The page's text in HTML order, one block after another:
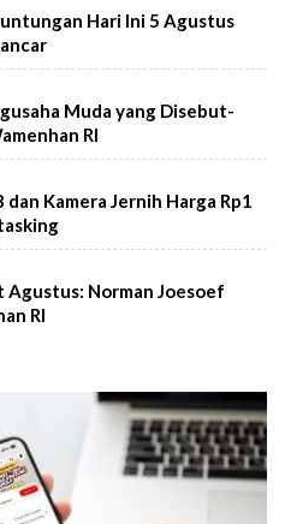
Hari Ini 5 Agustus
Muda yang Disebut-
RI
Kamera Jernih Harga Rp1
Norman Joesoef
RI